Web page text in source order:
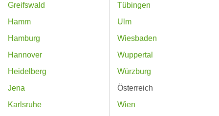
Greifswald
Hamm
Hamburg
Hannover
Heidelberg
Jena
Karlsruhe
Tübingen
Ulm
Wiesbaden
Wuppertal
Würzburg
Österreich
Wien